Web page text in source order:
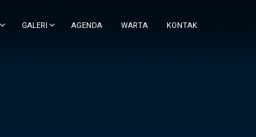
GALERI AGENDA WARTA KONTAK